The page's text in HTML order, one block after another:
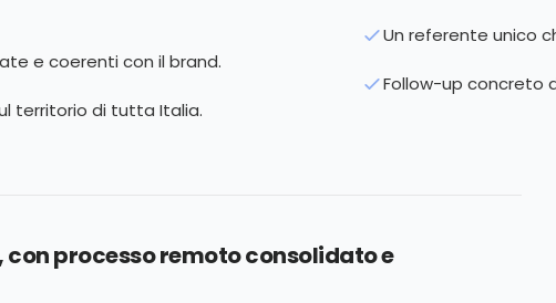
e coerenti con il brand.
territorio di tutta Italia.
Un referente unico
Follow-up concreto
processo remoto consolidato e